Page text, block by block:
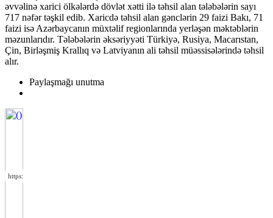
əvvəlinə xarici ölkələrdə dövlət xətti ilə təhsil alan tələbələrin sayı
717 nəfər təşkil edib. Xaricdə təhsil alan gənclərin 29 faizi Bakı, 71
faizi isə Azərbaycanın müxtəlif regionlarında yerləşən məktəblərin
məzunlarıdır. Tələbələrin əksəriyyəti Türkiyə, Rusiya, Macarıstan,
Çin, Birləşmiş Krallıq və Latviyanın ali təhsil müəssisələrində təhsil
alır.
Paylaşmağı unutma
https://wa.me/994552244433